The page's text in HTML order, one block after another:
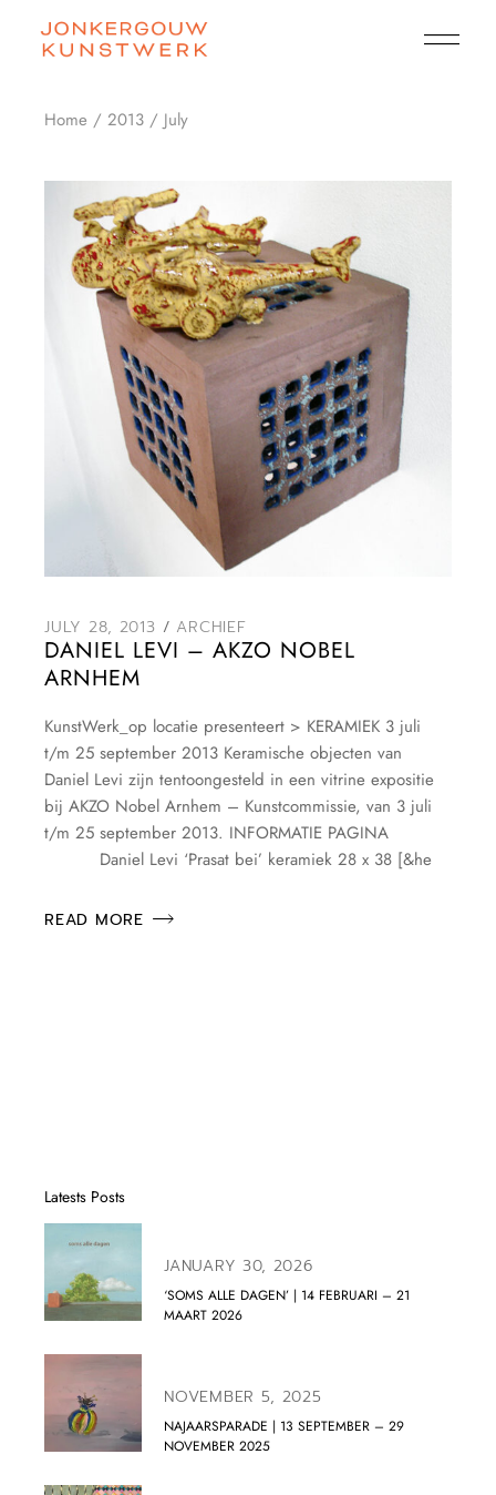
content
Home 2013 July
JULY 28, 2013 ARCHIEF
DANIEL LEVI – AKZO NOBEL
ARNHEM
KunstWerk_op locatie presenteert > KERAMIEK 3 juli
t/m 25 september 2013 Keramische objecten van
Daniel Levi zijn tentoongesteld in een vitrine expositie
bij AKZO Nobel Arnhem – Kunstcommissie, van 3 juli
t/m 25 september 2013. INFORMATIE PAGINA
Daniel Levi ‘Prasat bei’ keramiek 28 x 38 [&he
READ MORE
Latests Posts
JANUARY 30, 2026
‘SOMS ALLE DAGEN’ | 14 FEBRUARI – 21
MAART 2026
NOVEMBER 5, 2025
NAJAARSPARADE | 13 SEPTEMBER – 29
NOVEMBER 2025